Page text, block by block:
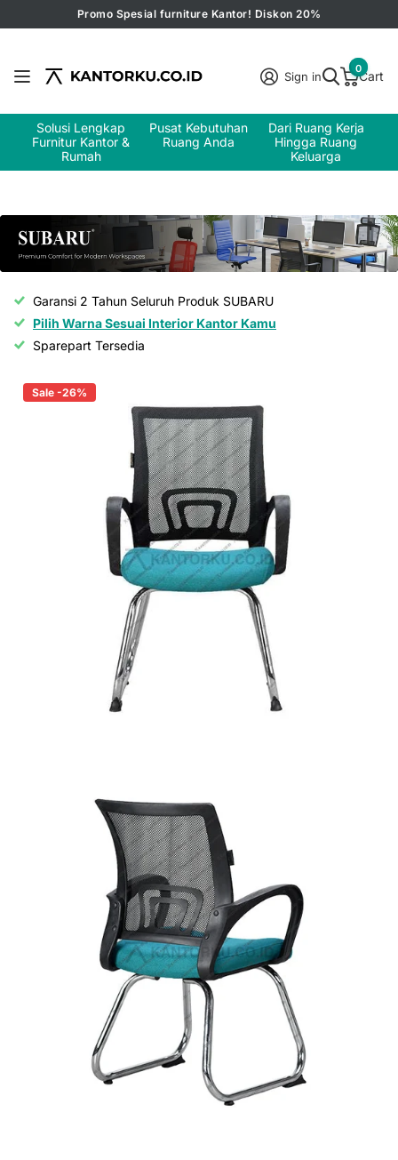
Promo Spesial furniture Kantor! Diskon 20%
Sign in Cart
0
Solusi Lengkap
Furnitur Kantor &
Rumah
Pusat Kebutuhan
Ruang Anda
Dari Ruang Kerja
Hingga Ruang
Keluarga
Garansi 2 Tahun Seluruh Produk SUBARU
Pilih Warna Sesuai Interior Kantor Kamu
Sparepart Tersedia
Sale -26%